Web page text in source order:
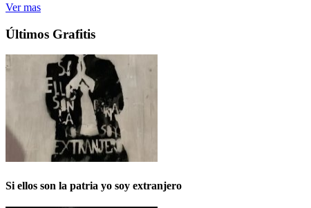
Ver mas
Últimos Grafitis
Si ellos son la patria yo soy extranjero